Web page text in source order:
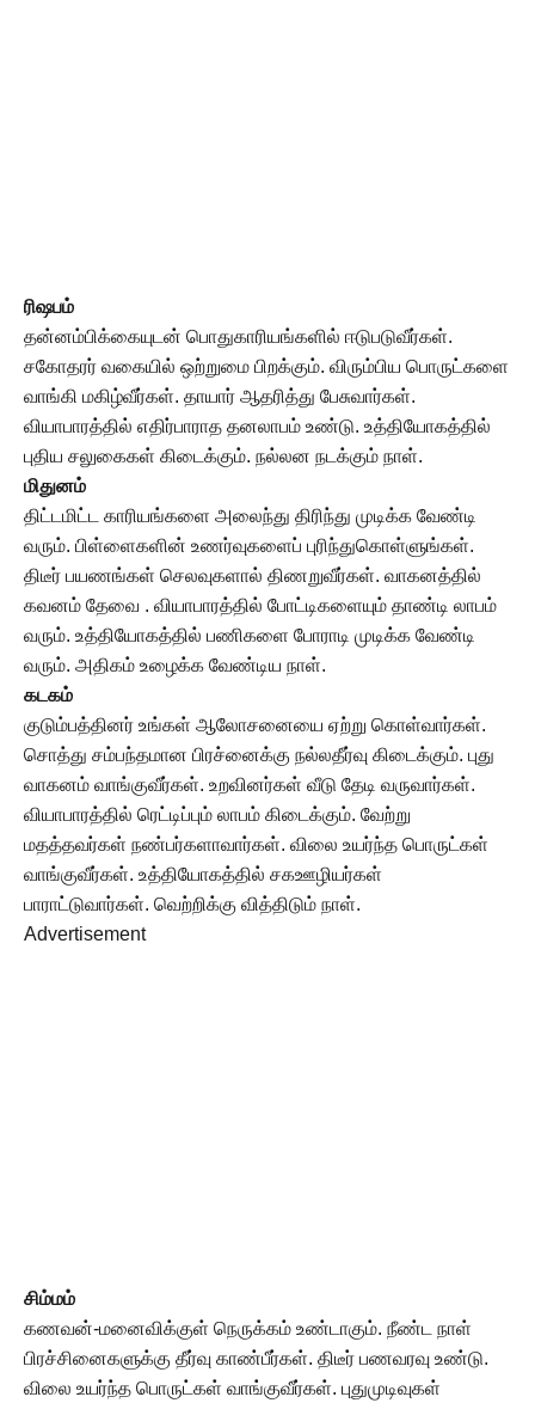
ரிஷபம்
தன்னம்பிக்கையுடன் பொதுகாரியங்களில் ஈடுபடுவீர்கள்.
சகோதரர் வகையில் ஒற்றுமை பிறக்கும். விரும்பிய பொருட்களை
வாங்கி மகிழ்வீர்கள். தாயார் ஆதரித்து பேசுவார்கள்.
வியாபாரத்தில் எதிர்பாராத தனலாபம் உண்டு. உத்தியோகத்தில்
புதிய சலுகைகள் கிடைக்கும். நல்லன நடக்கும் நாள்.
மிதுனம்
திட்டமிட்ட காரியங்களை அலைந்து திரிந்து முடிக்க வேண்டி
வரும். பிள்ளைகளின் உணர்வுகளைப் புரிந்துகொள்ளுங்கள்.
திடீர் பயணங்கள் செலவுகளால் திணறுவீர்கள். வாகனத்தில்
கவனம் தேவை . வியாபாரத்தில் போட்டிகளையும் தாண்டி லாபம்
வரும். உத்தியோகத்தில் பணிகளை போராடி முடிக்க வேண்டி
வரும். அதிகம் உழைக்க வேண்டிய நாள்.
கடகம்
குடும்பத்தினர் உங்கள் ஆலோசனையை ஏற்று கொள்வார்கள்.
சொத்து சம்பந்தமான பிரச்னைக்கு நல்லதீர்வு கிடைக்கும். புது
வாகனம் வாங்குவீர்கள். உறவினர்கள் வீடு தேடி வருவார்கள்.
வியாபாரத்தில் ரெட்டிப்பும் லாபம் கிடைக்கும். வேற்று
மதத்தவர்கள் நண்பர்களாவார்கள். விலை உயர்ந்த பொருட்கள்
வாங்குவீர்கள். உத்தியோகத்தில் சகஊழியர்கள்
பாராட்டுவார்கள். வெற்றிக்கு வித்திடும் நாள்.
Advertisement
சிம்மம்
கணவன்-மனைவிக்குள் நெருக்கம் உண்டாகும். நீண்ட நாள்
பிரச்சினைகளுக்கு தீர்வு காண்பீர்கள். திடீர் பணவரவு உண்டு.
விலை உயர்ந்த பொருட்கள் வாங்குவீர்கள். புதுமுடிவுகள்